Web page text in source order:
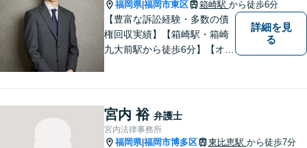
福岡県|福岡市東区 箱崎駅 から徒歩6分
【豊富な訴訟経験・多数の債
権回収実績】【箱崎駅・箱崎
九大前駅から徒歩6分】【オン
ビジネス上の法的課題まで、
各種法律相談、訴訟・債権回
収等のご依頼を承っておりま
詳細を見
る
宮内 裕 弁護士
宮内法律事務所
福岡県|福岡市博多区 東比恵駅 から徒歩7分